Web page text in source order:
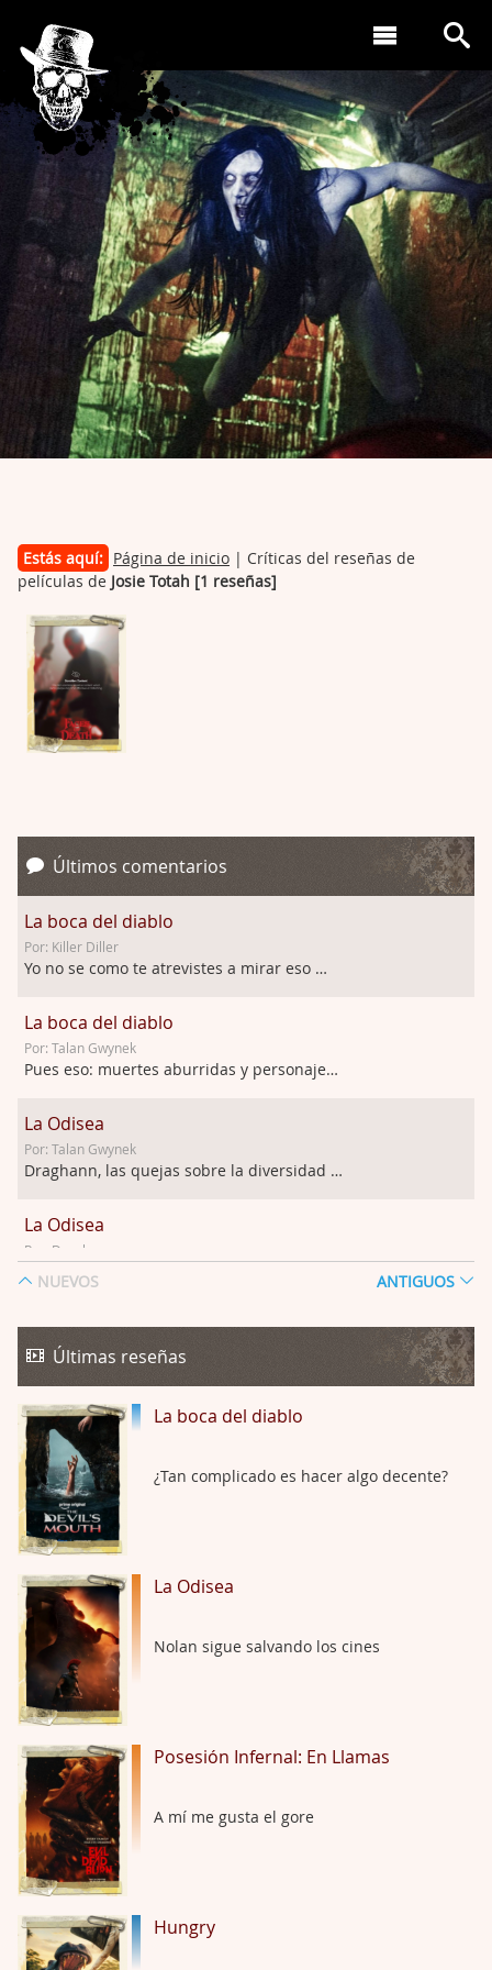
Estás aquí: Página de inicio | Críticas del reseñas de
películas de Josie Totah [1 reseñas]
Últimos comentarios
La boca del diablo
Por: Killer Diller
Yo no se como te atrevistes a mirar eso …
La boca del diablo
Por: Talan Gwynek
Pues eso: muertes aburridas y personajes p …
La Odisea
Por: Talan Gwynek
Draghann, las quejas sobre la diversidad s …
La Odisea
Por: Draghann
No sé si entrar en polémicas con respect …
Trance
Por: Luar
El señor de las moscas
Por: Luar
Dudaba en ver la serie, una serie de 4 cap …
Hungry
Por: Croc
Las 10 películas gore de Almas Oscuras
Por: JORDI CRUYFF
Possession
Por: Chupasangre
Mi opinión en su día. Su duracion me ha …
El eslabón podrido
Por: Luar
Possession
Por: FrancHis
NUEVOS ANTIGUOS
Últimas reseñas
La boca del diablo
¿Tan complicado es hacer algo decente?
La Odisea
Nolan sigue salvando los cines
Posesión Infernal: En Llamas
A mí me gusta el gore
Hungry